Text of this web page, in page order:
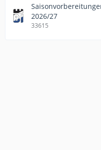
2026/27
33615